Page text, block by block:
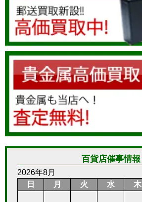
百貨店催事情報
2026年8月
日
月 火 水 木